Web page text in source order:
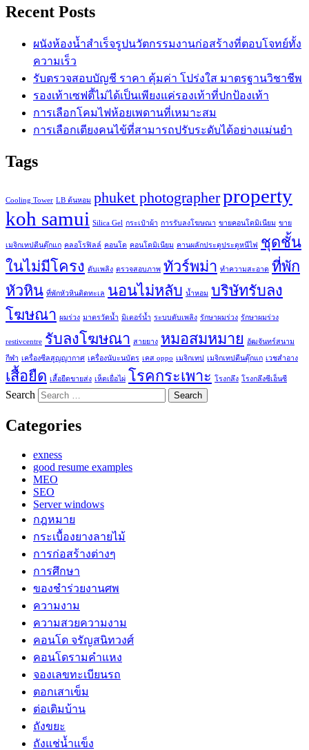
Recent Posts
ผนังห้องน้ำสำเร็จรูปนวัตกรรมงานก่อสร้างที่ตอบโจทย์ทั้ง
ความเร็ว
รับตรวจสอบบัญชี ราคา คุ้มค่า โปร่งใส มาตรฐานวิชาชีพ
รองเท้าเซฟตี้ไม่ได้เป็นเพียงแค่รองเท้าที่ปกป้องเท้า
การเลือกโคมไฟห้อยเพดานที่เหมาะสม
การเลือกเตียงคนไข้ที่สามารถปรับระดับได้อย่างแม่นยำ
Tags
Cooling Tower LB ต้นหอม phuket photographerproperty
koh samui Silica Gel กระเป๋าผ้า การรับลงโฆษณา ขายคอนโดมิเนียม ขาย
เมจิกเทปตีนตุ๊กแก คลอโรฟิลล์ คอนโด คอนโดมิเนียม คานผลักประตูประตูหนีไฟ
ชุดชั้น
ในไม่มีโครง ดับเพลิง ตรวจสอบภาพ ทัวร์พม่า ทำความสะอาด ที่พัก
หัวหิน ที่พักหัวหินติดทะเล นอนไม่หลับ น้ำหอม บริษัทรับลง
โฆษณา ผมร่วง มาตรวัดน้ำ มิเตอร์น้ำ ระบบดับเพลิง รักษาผมร่วง รักษาผมร่วง
restivcentre รับลงโฆษณา สายยาง หมอสมหมาย อัฒจันทร์สนาม
กีฬา เครื่องซีลสูญญากาศ เครื่องนับะนบัตร เคส oppo เมจิกเทป เมจิกเทปตีนตุ๊กแก เวชสำอาง
เสื้อยืด เสื้อยืดขายส่ง เห็ดเยื่อไผ่ โรคกระเพาะ โรงกลึง โรงกลึงซีเอ็นซี
Search
Categories
exness
good resume examples
MEO
SEO
Server windows
กฎหมาย
กระเบื้องยางลายไม้
การก่อสร้างต่างๆ
การศึกษา
ของชำร่วยงานศพ
ความงาม
ความสวยความงาม
คอนโด จรัญสนิทวงศ์
คอนโดรามคำแหง
จองเลขทะเบียนรถ
ตอกเสาเข็ม
ต่อเติมบ้าน
ถังขยะ
ถังแช่น้ำแข็ง